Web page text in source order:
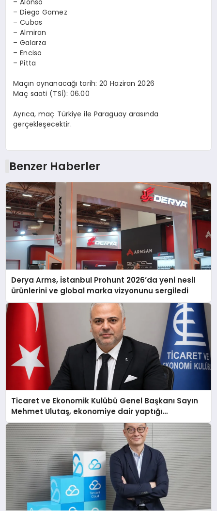
– Diego Gomez
– Cubas
– Almiron
– Galarza
– Enciso
– Pitta
Maçın oynanacağı tarih: 20 Haziran 2026
Maç saati (TSİ): 06.00
Ayrıca, maç Türkiye ile Paraguay arasında
gerçekleşecektir.
Benzer Haberler
Derya Arms, İstanbul Prohunt 2026’da yeni nesil
ürünlerini ve global marka vizyonunu sergiledi
Ticaret ve Ekonomik Kulübü Genel Başkanı Sayın
Mehmet Ulutaş, ekonomiye dair yaptığı
açıklamada şunları kaydetti: